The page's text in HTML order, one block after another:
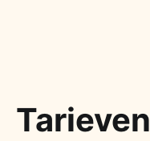
Tarieven